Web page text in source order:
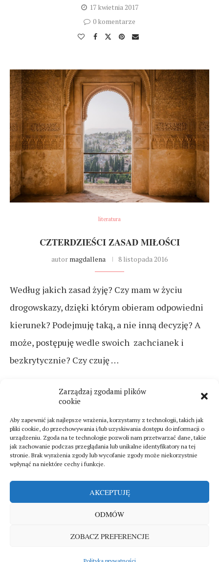
Zarządzaj zgodami plików
cookie
Aby zapewnić jak najlepsze wrażenia, korzystamy z technologii, takich jak
pliki cookie, do przechowywania i/lub uzyskiwania dostępu do informacji o
urządzeniu. Zgoda na te technologie pozwoli nam przetwarzać dane, takie
jak zachowanie podczas przeglądania lub unikalne identyfikatory na tej
stronie. Brak wyrażenia zgody lub wycofanie zgody może niekorzystnie
wpłynąć na niektóre cechy i funkcje.
AKCEPTUJĘ
ODMÓW
ZOBACZ PREFERENCJE
17 kwietnia 2017
0 komentarze
literatura
CZTERDZIEŚCI ZASAD MIŁOŚCI
autor magdallena 8 listopada 2016
Według jakich zasad żyję? Czy mam w życiu
drogowskazy, dzięki którym obieram odpowiedni
kierunek? Podejmuję taką, a nie inną decyzję? A
może, postępuję wedle swoich zachcianek i
bezkrytycznie? Czy czuję …
CZYTAJ DALEJ
Polityka prywatności
Copyright © 2025. All rights reserved byMagdallena Magazine
WRÓĆ NA GÓRĘ